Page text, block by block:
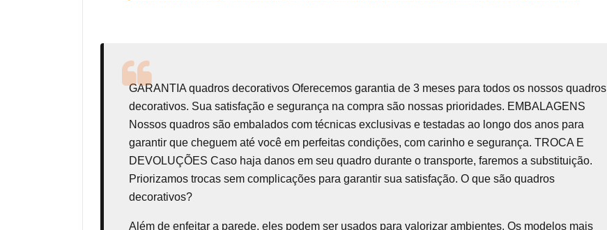
GARANTIA quadros decorativos Oferecemos garantia de 3 meses para todos os nossos quadros
decorativos. Sua satisfação e segurança na compra são nossas prioridades. EMBALAGENS
Nossos quadros são embalados com técnicas exclusivas e testadas ao longo dos anos para
garantir que cheguem até você em perfeitas condições, com carinho e segurança. TROCA E
DEVOLUÇÕES Caso haja danos em seu quadro durante o transporte, faremos a substituição.
Priorizamos trocas sem complicações para garantir sua satisfação. O que são quadros
decorativos?
Além de enfeitar a parede, eles podem ser usados para valorizar ambientes. Os modelos mais